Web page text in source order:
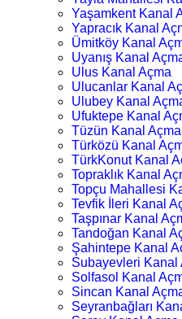
Yaşamkent Kanal
Yapracık Kanal
Ümitköy Kanal
Uyanış Kanal
Ulus Kanal Açma
Ulucanlar Kanal
Ulubey Kanal
Ufuktepe Kanal
Tüzün Kanal Açma
Türközü Kanal
TürkKonut Kanal
Topraklık Kanal
Topçu Mahallesi
Tevfik İleri Kanal
Taşpınar Kanal
Tandoğan Kanal
Şahintepe Kanal
Subayevleri Kanal
Solfasol Kanal
Sincan Kanal
Seyranbağları